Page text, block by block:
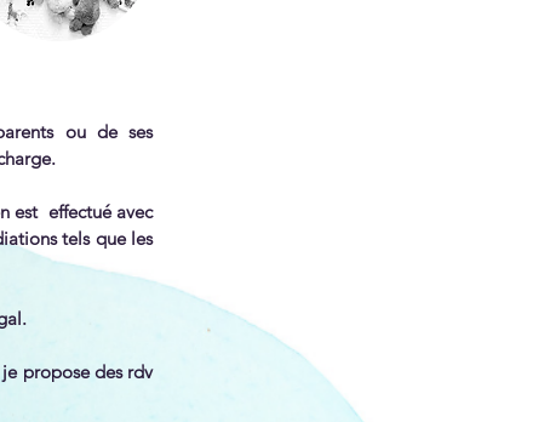
ou de ses
est effectué avec
tels que les
propose des rdv